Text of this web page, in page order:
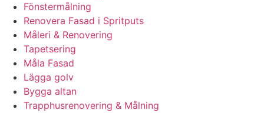
Fönstermålning
Renovera Fasad i Spritputs
Måleri & Renovering
Tapetsering
Måla Fasad
Lägga golv
Bygga altan
Trapphusrenovering & Målning